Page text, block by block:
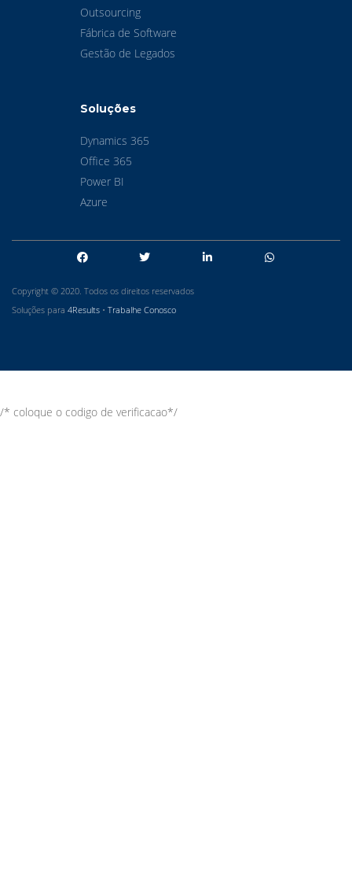
Outsourcing
Fábrica de Software
Gestão de Legados
Soluções
Dynamics 365
Office 365
Power BI
Azure
Copyright © 2020. Todos os direitos reservados
Soluções para 4Results • Trabalhe Conosco
/* coloque o codigo de verificacao*/